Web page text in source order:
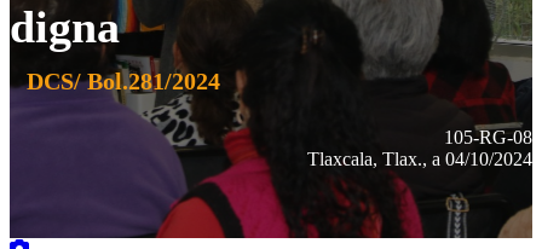
digna
DCS/ Bol.281/2024
105-RG-08
Tlaxcala, Tlax., a 04/10/2024